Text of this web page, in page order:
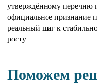
утверждённому перечню
официальное признание
реальный шаг к
росту.
Поможем